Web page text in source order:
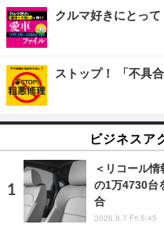
クルマ好きにとって
ストップ！ 「不具
ビジネスア
＜リコール情
の1万4730台
合
2026.8.7 Fri 5:45